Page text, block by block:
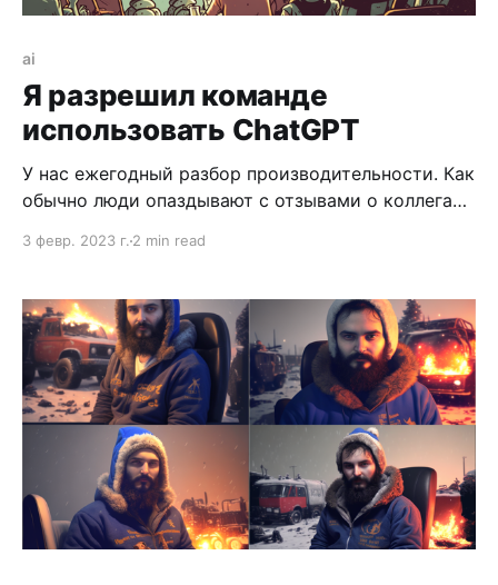
ai
Я разрешил команде
использовать ChatGPT
У нас ежегодный разбор производительности. Как
обычно люди опаздывают с отзывами о коллегах.
Даже когда у тебя есть что написать, то собрать
3 февр. 2023 г. 2 min read